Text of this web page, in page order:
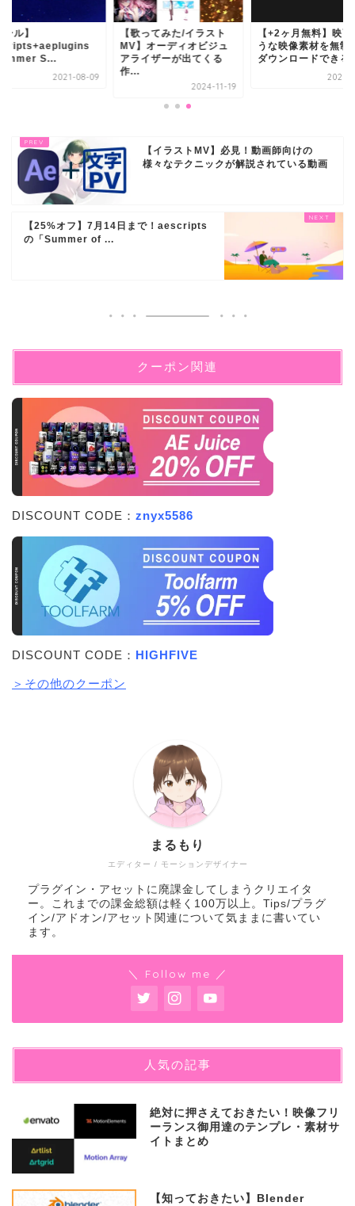
ル】
S...
2021-08-09
【歌ってみた/イラスト
MV】オーディオビジュ
アライザーが出てくる
作...
2024-11-19
【+2ヶ月無料】映画
うな映像素材を無制
ダウンロードできる
2020-
【イラストMV】必見！動画師向けの
様々なテクニックが解説されている動画
【25%オフ】7月14日まで！aescripts
の「Summer of ...
クーポン関連
DISCOUNT CODE： znyx5586
DISCOUNT CODE： HIGHFIVE
＞その他のクーポン
エディター / モーションデザイナー
まるもり
プラグイン・アセットに廃課金してしまうクリエイタ
ー。これまでの課金総額は軽く100万以上。Tips/プラグ
イン/アドオン/アセット関連について気ままに書いてい
ます。
＼ Follow me ／
人気の記事
絶対に押さえておきたい！映像フリ
ーランス御用達のテンプレ・素材サ
イトまとめ
【知っておきたい】Blender